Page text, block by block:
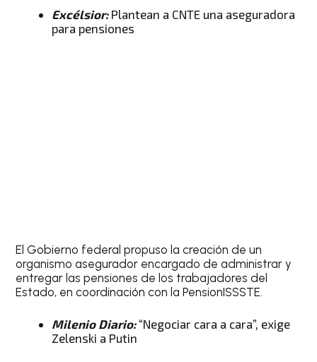
Excélsior:Plantean a CNTE una aseguradora
para pensiones
El Gobierno federal propuso la creación de un
organismo asegurador encargado de administrar y
entregar las pensiones de los trabajadores del
Estado, en coordinación con la PensionISSSTE.
Milenio Diario:“Negociar cara a cara”, exige
Zelenski a Putin